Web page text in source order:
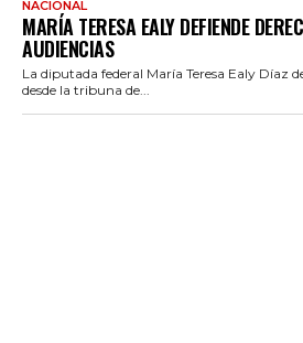
NACIONAL
MARÍA TERESA EALY DEFIENDE
AUDIENCIAS
La diputada federal María Teresa Ealy Díaz
desde la tribuna de...